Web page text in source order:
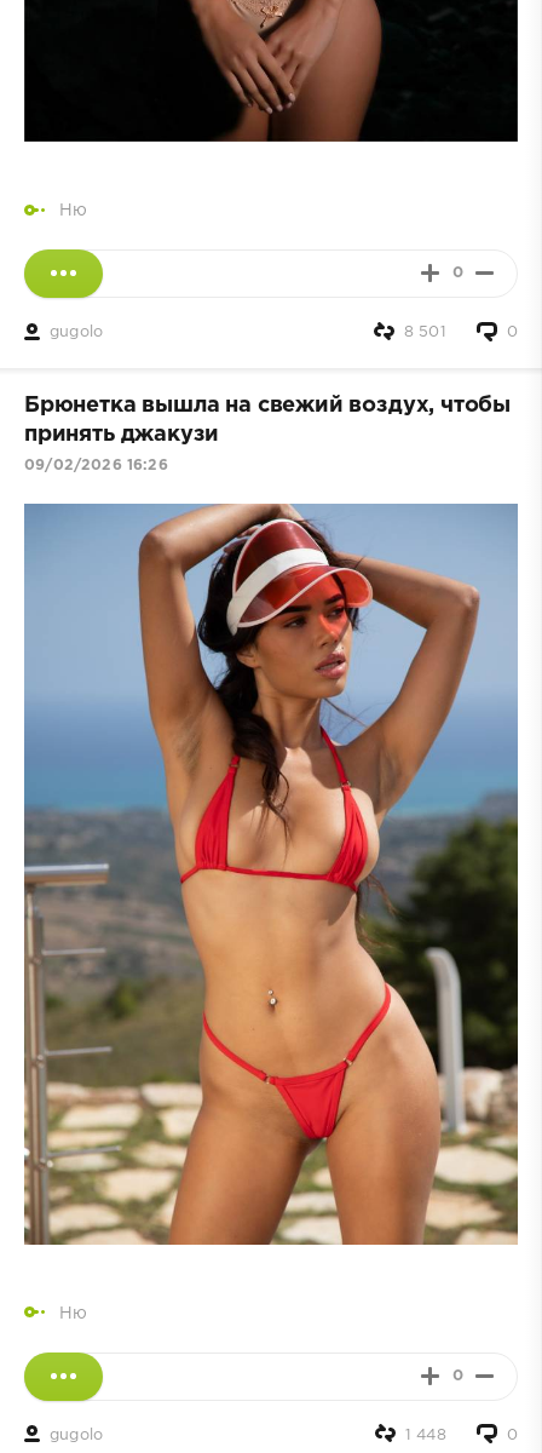
Ню
0
gugolo 0
8 501
Брюнетка вышла на свежий воздух, чтобы
принять джакузи
09/02/2026 16:26
Ню
0
gugolo 0
1 448